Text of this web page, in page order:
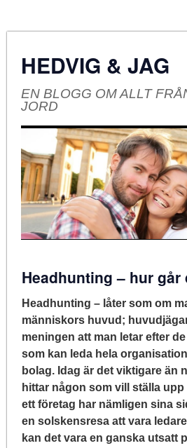
HEDVIG & JAG
EN BLOGG OM ALLT
JORD
Headhunting – hur
Headhunting – låter som om
människors huvud;
meningen att man letar efter
som kan leda hela
bolag. Idag är det viktigare än
hittar någon som vill ställa
ett företag har nämligen sina
en solskensresa att vara
kan det vara en ganska utsatt